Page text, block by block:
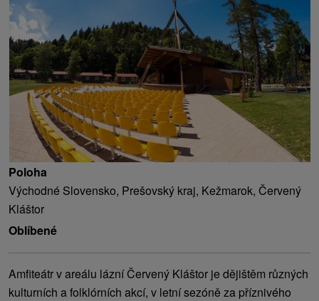
Poloha
Východné Slovensko, Prešovský kraj, Kežmarok, Červený
Kláštor
Oblíbené
Amfiteátr v areálu lázní Červený Kláštor je dějištěm různých
kulturních a folklórních akcí, v letní sezóně za příznivého